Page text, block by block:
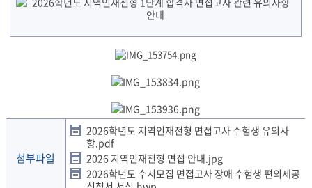
첨부파일
2026학년도 지역인재전형 면접고사 수험생 유의사
항.pdf
2026 지역인재전형 면접 안내.jpg
2026학년도 수시모집 면접고사 장애 수험생 편의제공